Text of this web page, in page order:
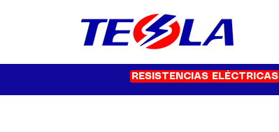
RESISTENCIAS ELÉCTRICAS